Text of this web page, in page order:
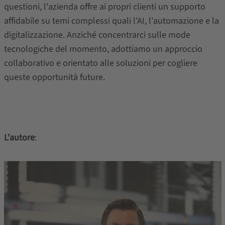
questioni, l'azienda offre ai propri clienti un supporto
affidabile su temi complessi quali l'AI, l'automazione e la
digitalizzazione. Anziché concentrarci sulle mode
tecnologiche del momento, adottiamo un approccio
collaborativo e orientato alle soluzioni per cogliere
queste opportunità future.
L'autore: